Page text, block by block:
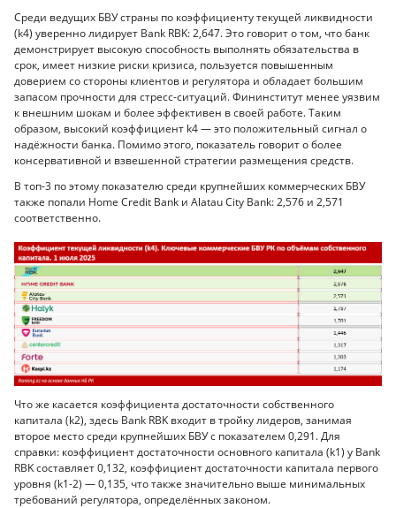
Среди ведущих БВУ страны по коэффициенту текущей ликвидности
(k4) уверенно лидирует Bank RBK: 2,647. Это говорит о том, что банк
демонстрирует высокую способность выполнять обязательства в
срок, имеет низкие риски кризиса, пользуется повышенным
доверием со стороны клиентов и регулятора и обладает большим
запасом прочности для стресс-ситуаций. Фининститут менее уязвим
к внешним шокам и более эффективен в своей работе. Таким
образом, высокий коэффициент k4 — это положительный сигнал о
надёжности банка. Помимо этого, показатель говорит о более
консервативной и взвешенной стратегии размещения средств.
В топ-3 по этому показателю среди крупнейших коммерческих БВУ
также попали Home Credit Bank и Alatau City Bank: 2,576 и 2,571
соответственно.
Что же касается коэффициента достаточности собственного
капитала (k2), здесь Bank RBK входит в тройку лидеров, занимая
второе место среди крупнейших БВУ с показателем 0,291. Для
справки: коэффициент достаточности основного капитала (k1) у Bank
RBK составляет 0,132, коэффициент достаточности капитала первого
уровня (k1-2) — 0,135, что также значительно выше минимальных
требований регулятора, определённых законом.